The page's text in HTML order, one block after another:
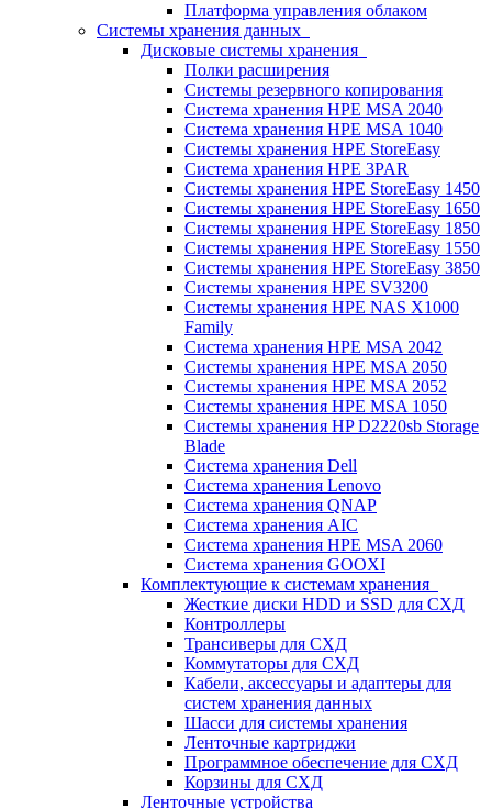
Платформа управления облаком
Системы хранения данных
Дисковые системы хранения
Полки расширения
Системы резервного копирования
Система хранения HPE MSA 2040
Система хранения HPE MSA 1040
Системы хранения HPE StoreEasy
Система хранения HPE 3PAR
Системы хранения HPE StoreEasy 1450
Системы хранения HPE StoreEasy 1650
Системы хранения HPE StoreEasy 1850
Системы хранения HPE StoreEasy 1550
Системы хранения HPE StoreEasy 3850
Системы хранения HPE SV3200
Системы хранения HPE NAS X1000
Family
Система хранения HPE MSA 2042
Системы хранения HPE MSA 2050
Системы хранения HPE MSA 2052
Системы хранения HPE MSA 1050
Системы хранения HP D2220sb Storage
Blade
Система хранения Dell
Система хранения Lenovo
Система хранения QNAP
Система хранения AIC
Система хранения HPE MSA 2060
Система хранения GOOXI
Комплектующие к системам хранения
Жесткие диски HDD и SSD для СХД
Контроллеры
Трансиверы для СХД
Коммутаторы для СХД
Кабели, аксессуары и адаптеры для
систем хранения данных
Шасси для системы хранения
Ленточные картриджи
Программное обеспечение для СХД
Корзины для СХД
Ленточные устройства